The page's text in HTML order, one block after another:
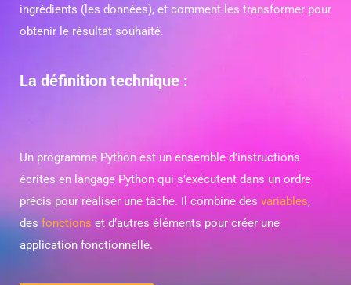
ingrédients (les données), et comment les transformer pour
obtenir le résultat souhaité.
La définition technique :
Un programme Python est un ensemble d’instructions
écrites en langage Python qui s’exécutent dans un ordre
précis pour réaliser une tâche. Il combine des variables,
des fonctions et d’autres éléments pour créer une
application fonctionnelle.